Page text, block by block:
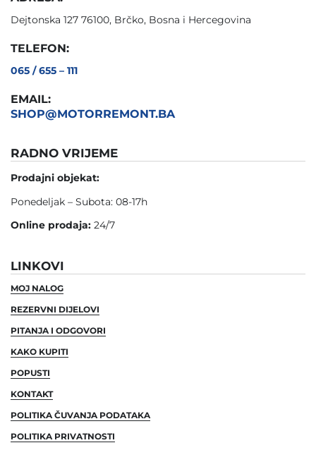
Dejtonska 127 76100, Brčko, Bosna i Hercegovina
TELEFON:
065 / 655 – 111
EMAIL:
SHOP@MOTORREMONT.BA
RADNO VRIJEME
Prodajni objekat:
Ponedeljak – Subota: 08-17h
Online prodaja: 24/7
LINKOVI
MOJ NALOG
REZERVNI DIJELOVI
PITANJA I ODGOVORI
KAKO KUPITI
POPUSTI
KONTAKT
POLITIKA ČUVANJA PODATAKA
POLITIKA PRIVATNOSTI